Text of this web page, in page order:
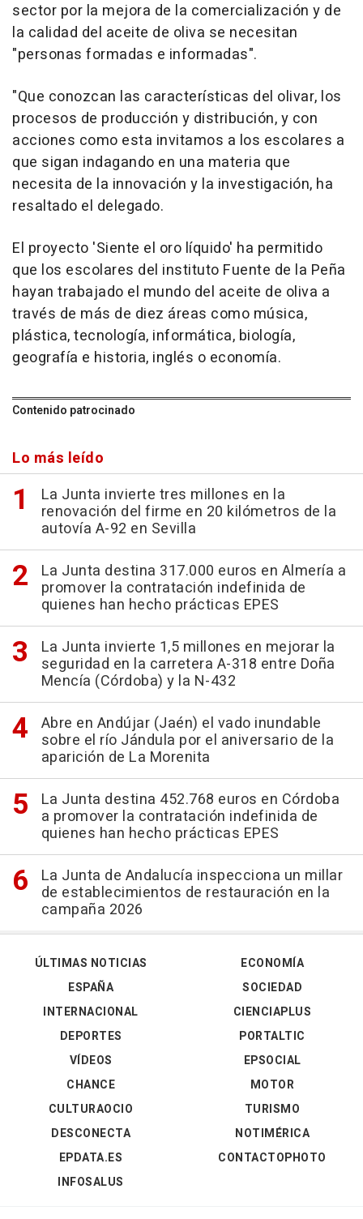
sector por la mejora de la comercialización y de
la calidad del aceite de oliva se necesitan
"personas formadas e informadas".
"Que conozcan las características del olivar, los
procesos de producción y distribución, y con
acciones como esta invitamos a los escolares a
que sigan indagando en una materia que
necesita de la innovación y la investigación, ha
resaltado el delegado.
El proyecto 'Siente el oro líquido' ha permitido
que los escolares del instituto Fuente de la Peña
hayan trabajado el mundo del aceite de oliva a
través de más de diez áreas como música,
plástica, tecnología, informática, biología,
geografía e historia, inglés o economía.
Contenido patrocinado
Lo más leído
La Junta invierte tres millones en la
renovación del firme en 20 kilómetros de la
autovía A-92 en Sevilla
La Junta destina 317.000 euros en Almería a
promover la contratación indefinida de
quienes han hecho prácticas EPES
La Junta invierte 1,5 millones en mejorar la
seguridad en la carretera A-318 entre Doña
Mencía (Córdoba) y la N-432
Abre en Andújar (Jaén) el vado inundable
sobre el río Jándula por el aniversario de la
aparición de La Morenita
La Junta destina 452.768 euros en Córdoba
a promover la contratación indefinida de
quienes han hecho prácticas EPES
La Junta de Andalucía inspecciona un millar
de establecimientos de restauración en la
campaña 2026
ÚLTIMAS NOTICIAS
ESPAÑA
INTERNACIONAL
DEPORTES
VÍDEOS
ECONOMÍA
SOCIEDAD
CIENCIAPLUS
PORTALTIC
EPSOCIAL
CHANCE
CULTURAOCIO
DESCONECTA
EPDATA.ES
INFOSALUS
MOTOR
TURISMO
NOTIMÉRICA
CONTACTOPHOTO